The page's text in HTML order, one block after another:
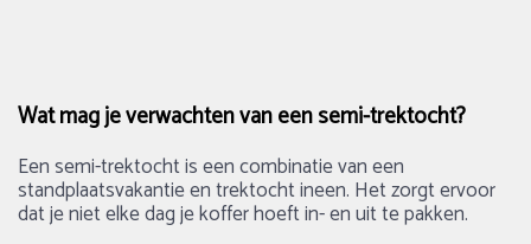
Wat mag je verwachten van een semi-trektocht?
Een semi-trektocht is een combinatie van een
standplaatsvakantie en trektocht ineen. Het zorgt ervoor
dat je niet elke dag je koffer hoeft in- en uit te pakken.